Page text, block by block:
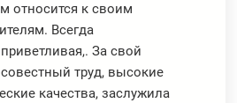
относится к своим
Всегда
За свой
труд, высокие
качества, заслужила